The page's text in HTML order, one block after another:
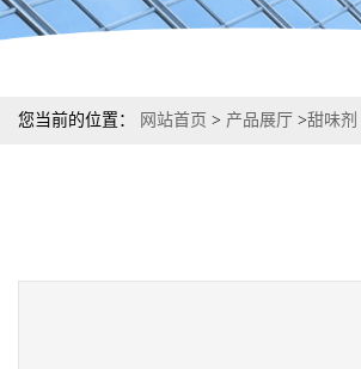
您当前的位置： 网站首页 > 产品展厅 >甜味剂